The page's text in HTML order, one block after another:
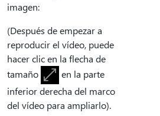
imagen:
(Después de empezar a
reproducir el vídeo, puede
hacer clic en la flecha de
tamaño
en la parte
inferior derecha del marco
del vídeo para ampliarlo).